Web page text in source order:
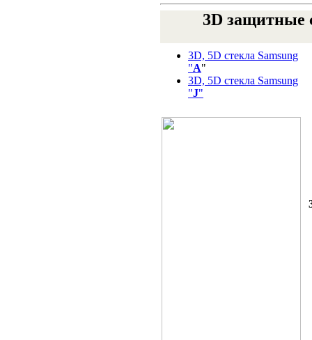
3D защитные
3D, 5D стекла Samsung
"A"
3D, 5D стекла Samsung
"J"